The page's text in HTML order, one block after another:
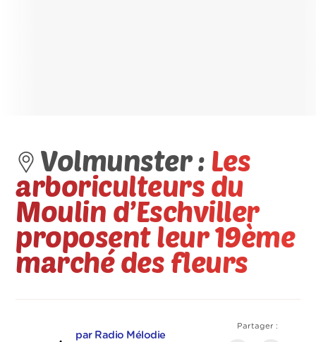
Volmunster : Les
arboriculteurs du
Moulin d’Eschviller
proposent leur 19ème
marché des fleurs
par Radio Mélodie
Partager :